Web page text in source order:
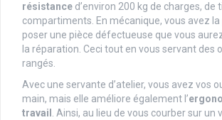
résistance d’environ 200 kg de charges, de
compartiments. En mécanique, vous avez la
poser une pièce défectueuse que vous
la réparation. Ceci tout en vous servant des
rangés.
Avec une servante d’atelier, vous avez vos
main, mais elle améliore également l’
travail
. Ainsi, au lieu de vous courber sur un